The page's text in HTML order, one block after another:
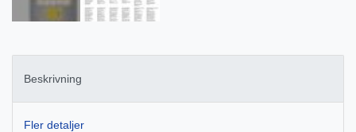
Beskrivning
Fler detaljer